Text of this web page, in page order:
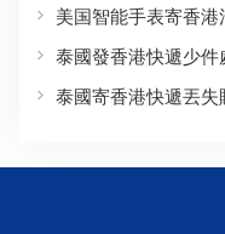
美国智能手表寄香港
泰國發香港快遞少件
泰國寄香港快遞丟失